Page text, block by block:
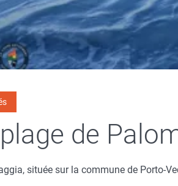
de
située sur la commune de Porto-